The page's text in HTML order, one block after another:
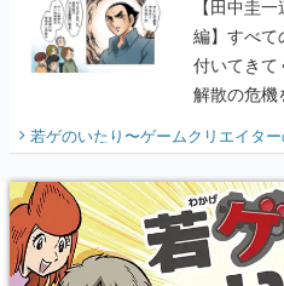
【田中圭
編】すべて
付いてき
解散の危機
開く。業
『少年ジャ
り】
若ゲのいたり〜ゲームクリエイタ